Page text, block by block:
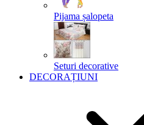
Pijama șalopeta
Seturi decorative
DECORAȚIUNI